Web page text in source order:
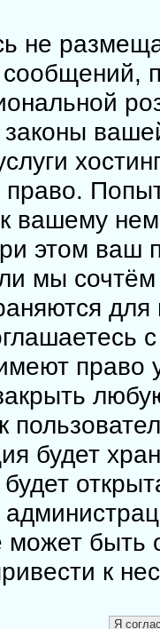
не
сообщений,
к вашему
этом ваш
мы
для
право
будет
быть
к